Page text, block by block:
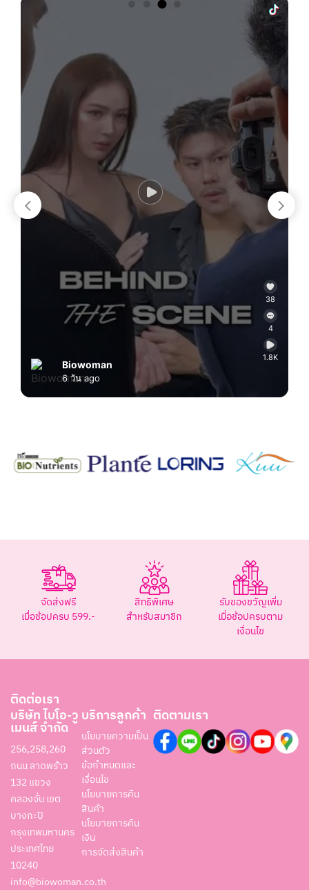
38
4
1.8K
Biowoman
6 วัน ago
จัดส่งฟรี
เมื่อช้อปครบ 599.-
สิทธิพิเศษ
สำหรับสมาชิก
รับของขวัญเพิ่ม
เมื่อช้อปครบตาม
เงื่อนไข
ติดต่อเรา
บริษัท ไบโอ-วู
เมนส์ จำกัด
256,258,260
ถนน ลาดพร้าว
132 แขวง
คลองจั่น เขต
บางกะปิ
กรุงเทพมหานคร
ประเทศไทย
10240
info@biowoman.co.th
บริการลูกค้า
นโยบายความเป็น
ส่วนตัว
ข้อกำหนดและ
เงื่อนไข
นโยบายการคืน
สินค้า
นโยบายการคืน
เงิน
การจัดส่งสินค้า
ติดตามเรา